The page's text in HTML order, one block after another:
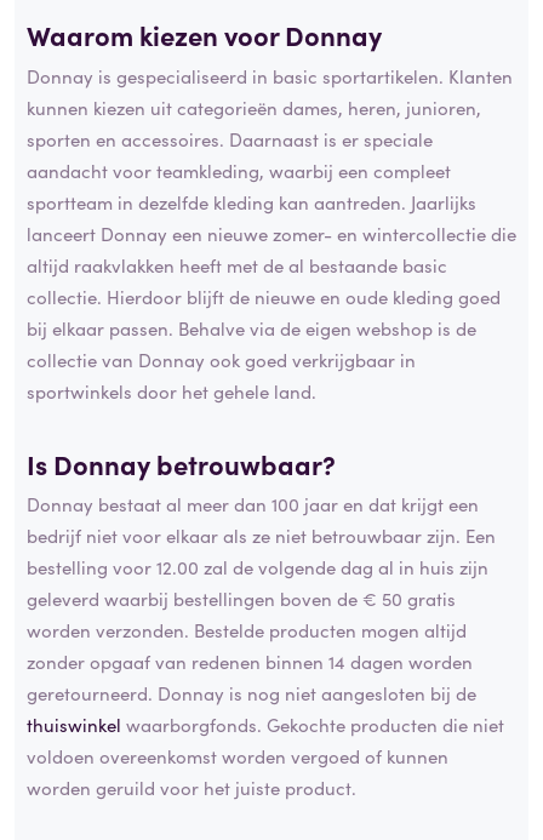
Waarom kiezen voor Donnay
Donnay is gespecialiseerd in basic sportartikelen. Klanten
kunnen kiezen uit categorieën dames, heren, junioren,
sporten en accessoires. Daarnaast is er speciale
aandacht voor teamkleding, waarbij een compleet
sportteam in dezelfde kleding kan aantreden. Jaarlijks
lanceert Donnay een nieuwe zomer- en wintercollectie die
altijd raakvlakken heeft met de al bestaande basic
collectie. Hierdoor blijft de nieuwe en oude kleding goed
bij elkaar passen. Behalve via de eigen webshop is de
collectie van Donnay ook goed verkrijgbaar in
sportwinkels door het gehele land.
Is Donnay betrouwbaar?
Donnay bestaat al meer dan 100 jaar en dat krijgt een
bedrijf niet voor elkaar als ze niet betrouwbaar zijn. Een
bestelling voor 12.00 zal de volgende dag al in huis zijn
geleverd waarbij bestellingen boven de € 50 gratis
worden verzonden. Bestelde producten mogen altijd
zonder opgaaf van redenen binnen 14 dagen worden
geretourneerd. Donnay is nog niet aangesloten bij de
thuiswinkel waarborgfonds. Gekochte producten die niet
voldoen overeenkomst worden vergoed of kunnen
worden geruild voor het juiste product.